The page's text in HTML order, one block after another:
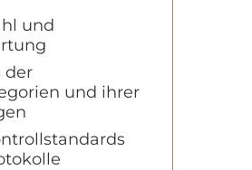
und
der
und ihrer